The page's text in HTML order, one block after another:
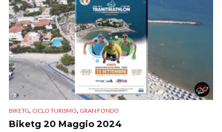
BIKETG, CICLO TURISMO, GRAN FONDO
Biketg 20 Maggio 2024